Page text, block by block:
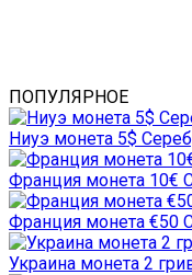
ПОПУЛЯРНОЕ
Ниуэ монета 5$
Франция монета 10€
Франция монета €50
Украина монета 2